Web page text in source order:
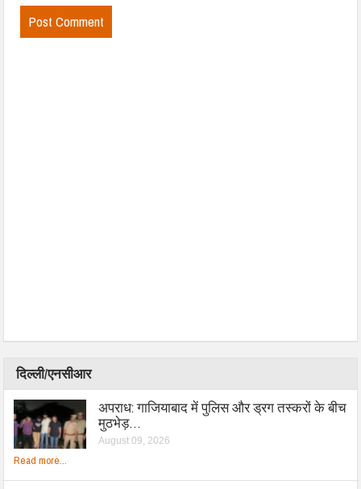
दिल्ली/एनसीआर
अपराध: गाजियाबाद में पुलिस और ड्रग तस्करों के बीच
मुठभेड़…
August 09, 2026
Read more...